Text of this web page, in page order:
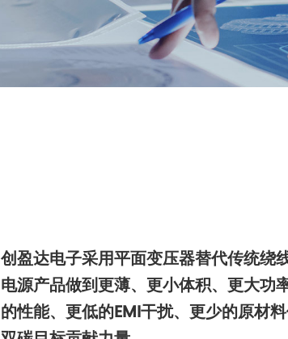
创盈达电子采用平面变压器替代传统绕
电源产品做到更薄、更小体积、更大功
的性能、更低的EMI干扰、更少的原材